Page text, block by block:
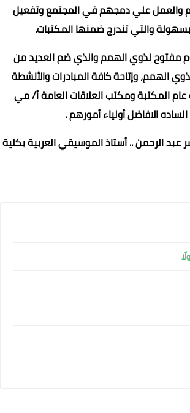
والعمل علي دمجهم في المجتمع وتفعيل
والتي تندرج ضمنها المكتبات.
مفتوح لذوي الهمم والذي ضم العديد من
الهمم، وإتاحة كافة المبادرات والأنشطة
المكتبة ومكتب العلاقات العامة أ/ مي
الافاضل أولياء أمورهم .
الرحمن .. أستاذ الموسيقي العربية بكلية